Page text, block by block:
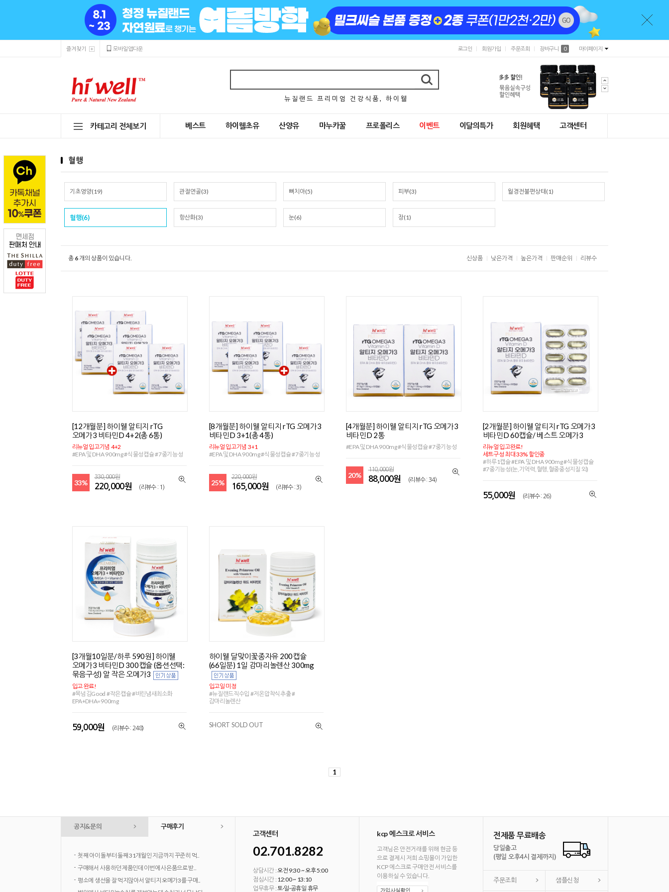
즐겨찾기 모바일앱다운 로그인 회원가입 주문조회 장바구니 0 마이페이지
뉴 질 랜 드 프 리 미 엄 건 강 식 품 , 하 이 웰
카테고리 전체보기 베스트 하이웰초유 산양유 마누카꿀 프로폴리스 이벤트 이달의특가 회원혜택 고객센터
혈행
기초영양(19) 관절연골(3) 뼈치아(5) 피부(3) 월경전불편상태(1)
혈행(6) 항산화(3) 눈(6) 장(1)
총 6 개의 상품이 있습니다. 신상품 낮은가격 높은가격 판매순위 리뷰수
[12개월분] 하이웰 알티지 rTG
오메가3 비타민D 4+2(총 6통)
리뉴얼 입고기념 4+2
#EPA 및 DHA 900mg #식물성캡슐 #7중기능성
33%
330,000원
220,000원 (리뷰수 : 1)
[8개월분] 하이웰 알티지 rTG 오메가3
비타민D 3+1(총 4통)
리뉴얼 입고기념 3+1
#EPA 및 DHA 900mg #식물성캡슐 #7중기능성
25%
220,000원
165,000원 (리뷰수 : 3)
[4개월분] 하이웰 알티지 rTG 오메가3
비타민D 2통
#EPA 및 DHA 900mg #식물성캡슐 #7중기능성
20%
110,000원
88,000원 (리뷰수 : 34)
[2개월분] 하이웰 알티지 rTG 오메가3
비타민D 60캡슐/ 베스트 오메가3
리뉴얼 입고완료!
세트구성 최대 33% 할인중
#하루1캡슐 #EPA 및 DHA 900mg #식물성캡슐
#7중기능성(눈,기억력,혈행,혈중중성지질 외)
55,000원 (리뷰수 : 26)
[3개월10일분/하루 590원] 하이웰
오메가3 비타민D 300캡슐 (옵션선택:
묶음구성) 알 작은 오메가3
입고 완료!
#목넘김Good #작은캡슐 #비린냄새최소화
EPA+DHA=900mg
59,000원 (리뷰수 : 248)
하이웰 달맞이꽃종자유 200캡슐
(66일분) 1일 감마리놀렌산 300mg
입고일 미정
#뉴질랜드직수입 #저온압착식추출 #
감마리놀렌산
SHORT SOLD OUT
1
공지&문의 구매후기
- 첫째 아이 돌부터 둘째 31개월인 지금까지 꾸준히 먹..
- 구매해서 사용하던 제품인데 이번에 사은품으로 받..
- 평소에 생선을 잘 먹지않아서 알티지 오메가3를 구매..
고객센터
02.701.8282
상담시간 :오전 9:30 ~ 오후 5:00
점심시간 : 12:00 ~ 13:10
업무휴무 :토·일·공휴일 휴무
kcp 에스크로 서비스
고객님은 안전거래를 위해 현금 등
으로 결제시 저희 쇼핑몰이 가입한
KCP 에스크로 구매안전 서비스를
이용하실 수 있습니다.
전제품 무료배송
당일출고
(평일 오후4시 결제까지)
주문조회 샘플신청